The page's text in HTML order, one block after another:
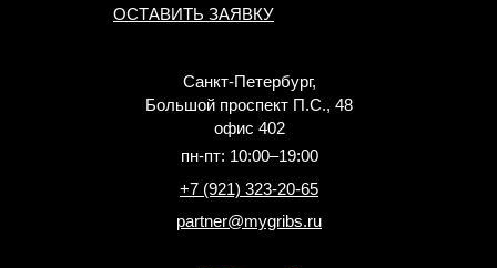
Санкт-Петербург,
Большой проспект П.С., 48
офис 402
partner@mygribs.ru
пн-пт: 10:00–19:00
+7 (921) 323-20-65
ОСТАВИТЬ ЗАЯВКУ